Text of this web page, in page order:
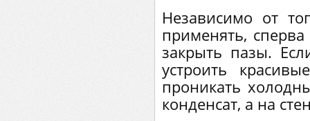
Независимо от
применять,
закрыть пазы.
устроить
проникать
конденсат, а на